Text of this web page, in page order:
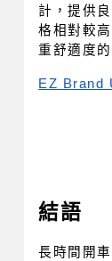
計，提供
格相對較
重舒適度的
EZ Brand
結語
長時間開